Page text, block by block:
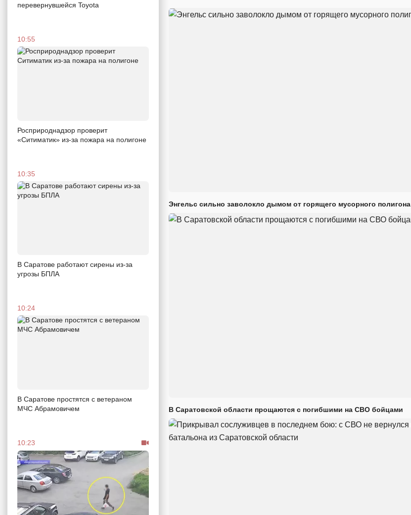
перевернувшейся Toyota
10:55
Росприроднадзор проверит
«Ситиматик» из-за пожара на полигоне
10:35
В Саратове работают сирены из-за
угрозы БПЛА
10:24
В Саратове простятся с ветераном
МЧС Абрамовичем
10:23
Энгельс сильно заволокло дымом от горящего мусорного полигона
В Саратовской области прощаются с погибшими на СВО бойцами